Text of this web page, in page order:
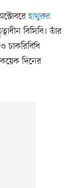
হাথুরুর
বিসিবি। তাঁর
চাকরিবিধি
দিনের